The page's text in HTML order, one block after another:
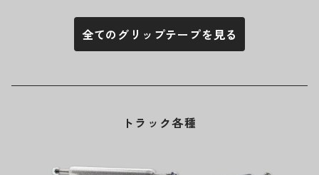
全てのグリップテープを見る
トラック各種